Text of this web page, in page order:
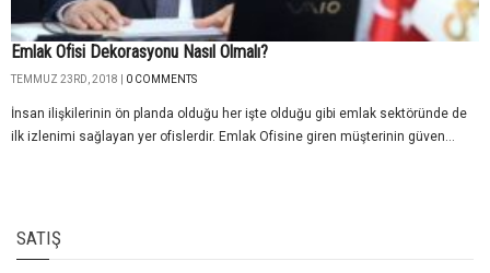
Emlak Ofisi Dekorasyonu Nasıl Olmalı?
TEMMUZ 23RD, 2018 | 0 COMMENTS
İnsan ilişkilerinin ön planda olduğu her işte olduğu gibi emlak sektöründe de
ilk izlenimi sağlayan yer ofislerdir. Emlak Ofisine giren müşterinin güven...
SATIŞ